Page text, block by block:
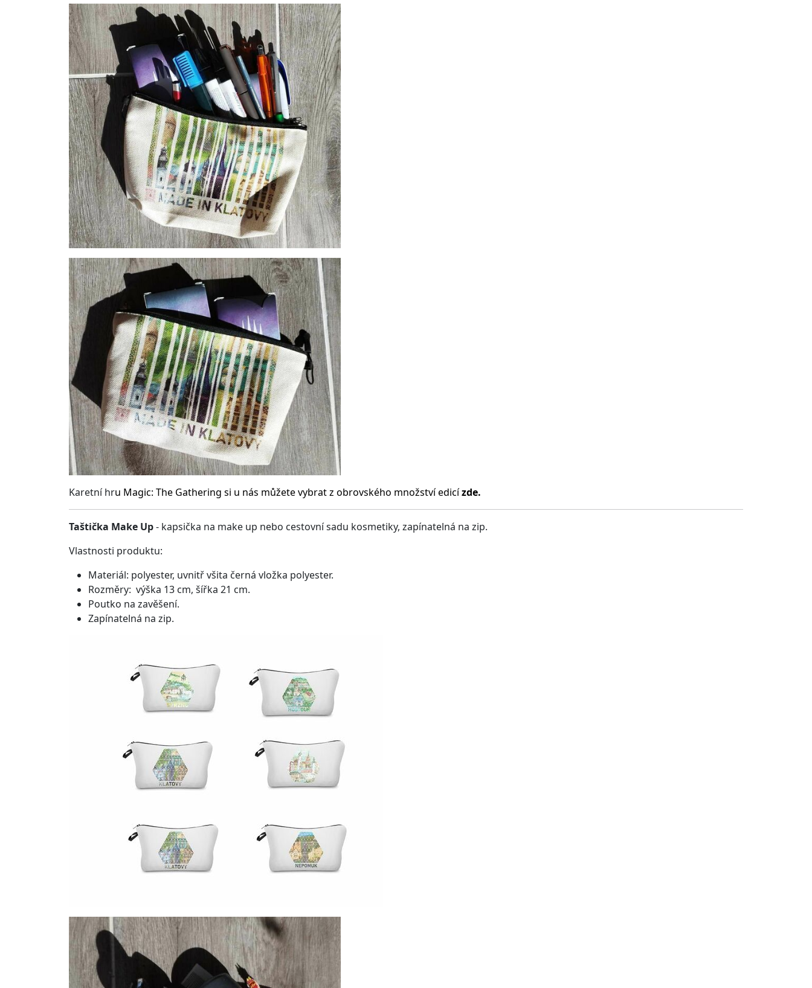
Karetní hru Magic: The Gathering si u nás můžete vybrat z obrovského množství edicízde.
Taštička Make Up- kapsička na make up nebo cestovní sadu kosmetiky, zapínatelná na zip.
Vlastnosti produktu:
Materiál: polyester, uvnitř všita černá vložka polyester.
Rozměry: výška 13 cm, šířka 21 cm.
Poutko na zavěšení.
Zapínatelná na zip.